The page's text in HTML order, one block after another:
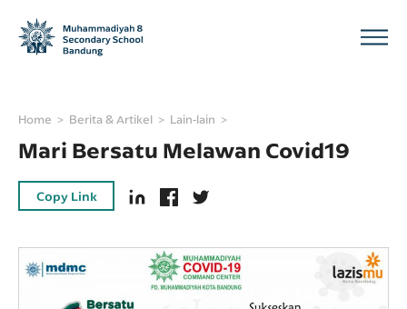
Home Berita & Artikel Lain-lain
Mari Bersatu Melawan Covid19
Copy Link